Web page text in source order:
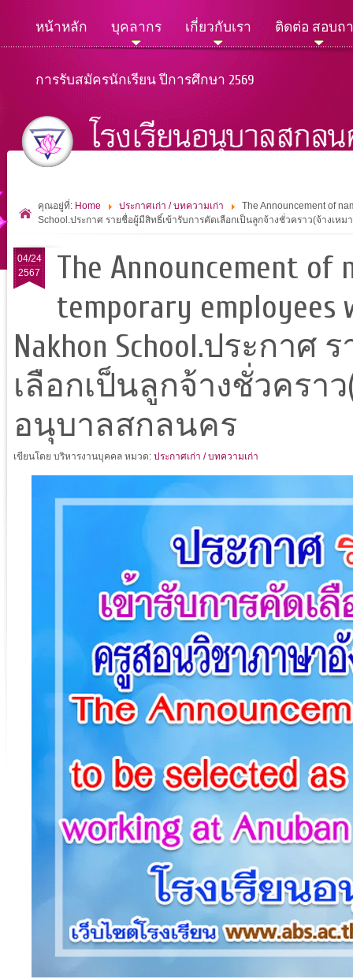
หน้าหลัก บุคลากร เกี่ยวกับเรา ติดต่อ สอบถ
การรับสมัครนักเรียน ปีการศึกษา 2569
คุณอยู่ที่: Home ประกาศเก่า / บทความเก่า
The Announcement of
School.ประกาศ รายชื่อผู้มีสิทธิ์เข้ารับการคัดเลือกเป็นลูกจ้างชั่วคราว(จ้างเหม
04/24
2567
The Announcement of
temporary employees
Nakhon School.ประกา
เลือกเป็นลูกจ้างชั่วครา
อนุบาลสกลนคร
เขียนโดย บริหารงานบุคคล หมวด: ประกาศเก่า / บทความเก่า